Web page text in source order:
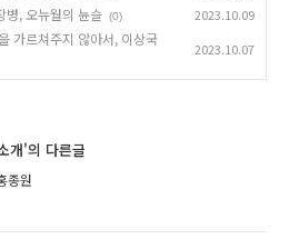
병, 오뉴월의 뉸슬 (0) 2023.10.09
가르쳐주지 않아서, 이상국
2023.10.07
개'의 다른글
종원